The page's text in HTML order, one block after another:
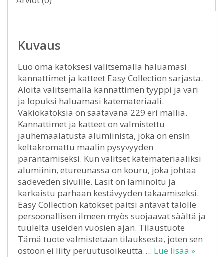
Kuvaus
Luo oma katoksesi valitsemalla haluamasi
kannattimet ja katteet Easy Collection sarjasta.
Aloita valitsemalla kannattimen tyyppi ja väri
ja lopuksi haluamasi katemateriaali.
Vakiokatoksia on saatavana 229 eri mallia.
Kannattimet ja katteet on valmistettu
jauhemaalatusta alumiinista, joka on ensin
keltakromattu maalin pysyvyyden
parantamiseksi. Kun valitset katemateriaaliksi
alumiinin, etureunassa on kouru, joka johtaa
sadeveden sivuille. Lasit on laminoitu ja
karkaistu parhaan kestävyyden takaamiseksi.
Easy Collection katokset paitsi antavat talolle
persoonallisen ilmeen myös suojaavat säältä ja
tuulelta useiden vuosien ajan. Tilaustuote
Tämä tuote valmistetaan tilauksesta, joten sen
ostoon ei liity peruutusoikeutta…. Lue lisää »